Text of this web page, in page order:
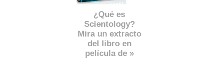
¿Qué es
Scientology?
Mira un extracto
del libro en
película de »